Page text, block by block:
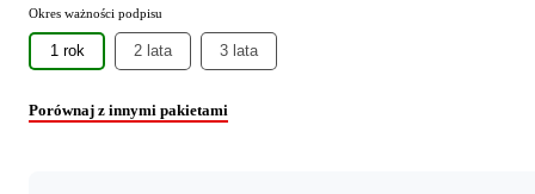
Okres ważności podpisu
1 rok 2 lata 3 lata
Porównaj z innymi pakietami